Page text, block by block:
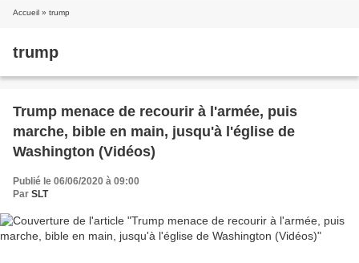
Accueil » trump
trump
Trump menace de recourir à l'armée, puis
marche, bible en main, jusqu'à l'église de
Washington (Vidéos)
Publié le 06/06/2020 à 09:00
Par SLT